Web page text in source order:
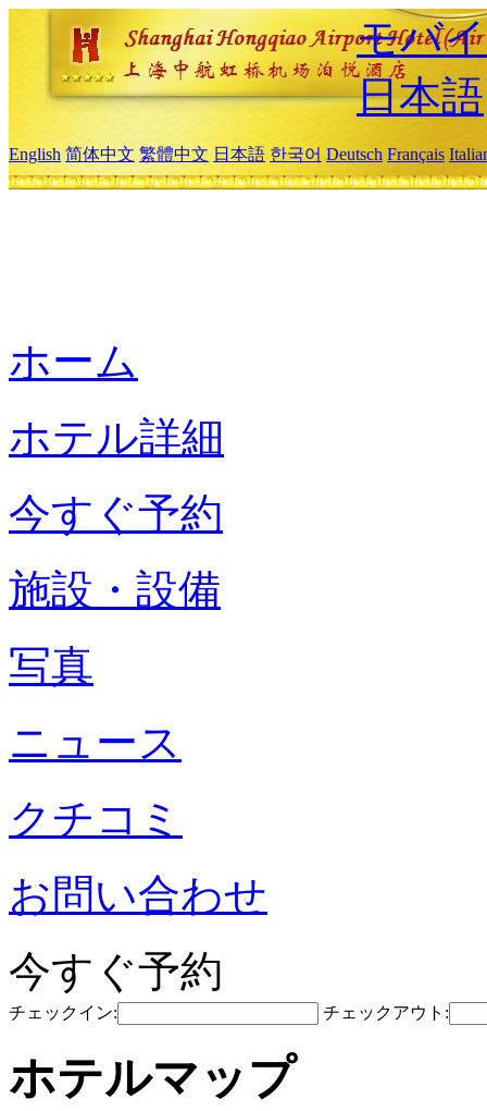
モバ
日本語
English 简体中文 繁體中文 日本語 한국어 Deutsch Français
ホーム
ホテル詳細
今すぐ予約
施設・設備
写真
ニュース
クチコミ
お問い合わせ
今すぐ予約
チェックイン: チェックアウト:
ホテルマップ